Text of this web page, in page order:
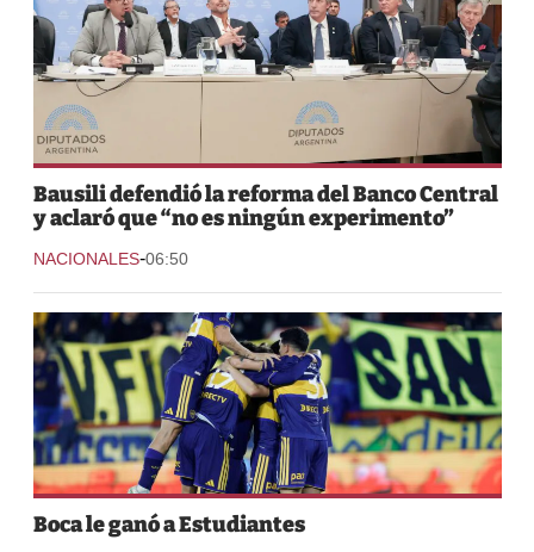
Bausili defendió la reforma del Banco Central
y aclaró que “no es ningún experimento”
NACIONALES-06:50
Boca le ganó a Estudiantes